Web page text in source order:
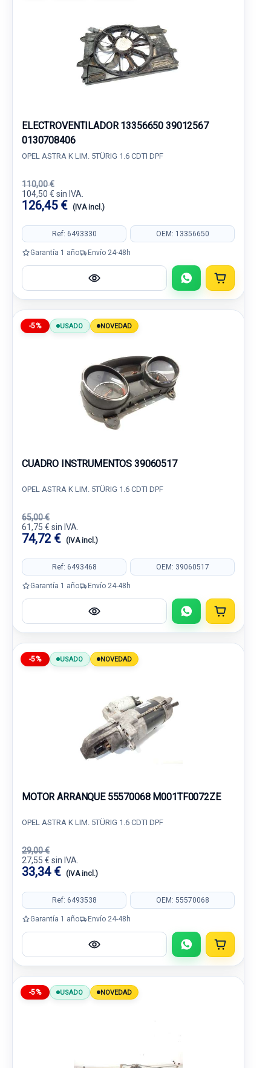
ELECTROVENTILADOR 13356650 39012567
0130708406
OPEL ASTRA K LIM. 5TÜRIG 1.6 CDTI DPF
110,00 €
104,50 € sin IVA.
126,45 € (IVA incl.)
Ref: 6493330 OEM: 13356650
Garantía 1 año Envío 24-48h
-5% USADO NOVEDAD
CUADRO INSTRUMENTOS 39060517
OPEL ASTRA K LIM. 5TÜRIG 1.6 CDTI DPF
65,00 €
61,75 € sin IVA.
74,72 € (IVA incl.)
Ref: 6493468 OEM: 39060517
Garantía 1 año Envío 24-48h
-5% USADO NOVEDAD
MOTOR ARRANQUE 55570068 M001TF0072ZE
OPEL ASTRA K LIM. 5TÜRIG 1.6 CDTI DPF
29,00 €
27,55 € sin IVA.
33,34 € (IVA incl.)
Ref: 6493538 OEM: 55570068
Garantía 1 año Envío 24-48h
-5% USADO NOVEDAD